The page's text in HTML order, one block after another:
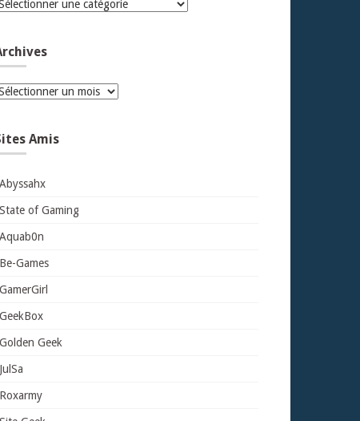
Amis
Abyssahx
State of Gaming
Aquab0n
Be-Games
GamerGirl
GeekBox
Golden Geek
JulSa
Roxarmy